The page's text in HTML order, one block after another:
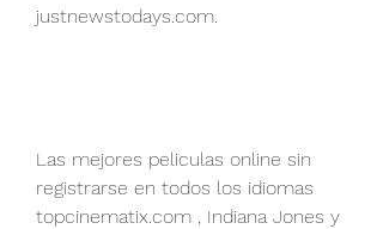
justnewstodays.com.
Las mejores peliculas online sin
registrarse en todos los idiomas
topcinematix.com , Indiana Jones y